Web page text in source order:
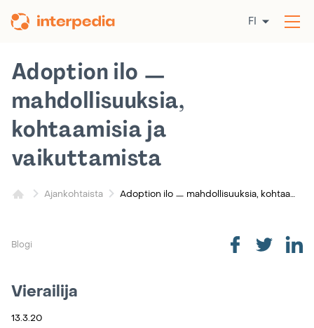
sisältöön
FI
Ajankohtaista Adoption ilo ㅡ mahdollisuuksia, kohtaamisia ja vaikuttamista
Adoption ilo ㅡ
mahdollisuuksia,
kohtaamisia ja
vaikuttamista
Blogi
Vierailija
13.3.20